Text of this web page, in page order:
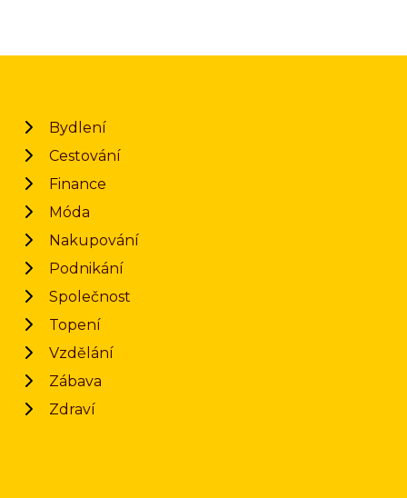
Bydlení
Cestování
Finance
Móda
Nakupování
Podnikání
Společnost
Topení
Vzdělání
Zábava
Zdraví